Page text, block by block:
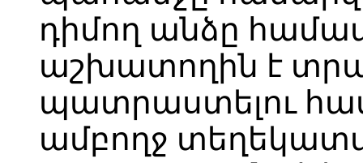
դիմող անձը
աշխատողին է
պատրաստելու
ամբողջ